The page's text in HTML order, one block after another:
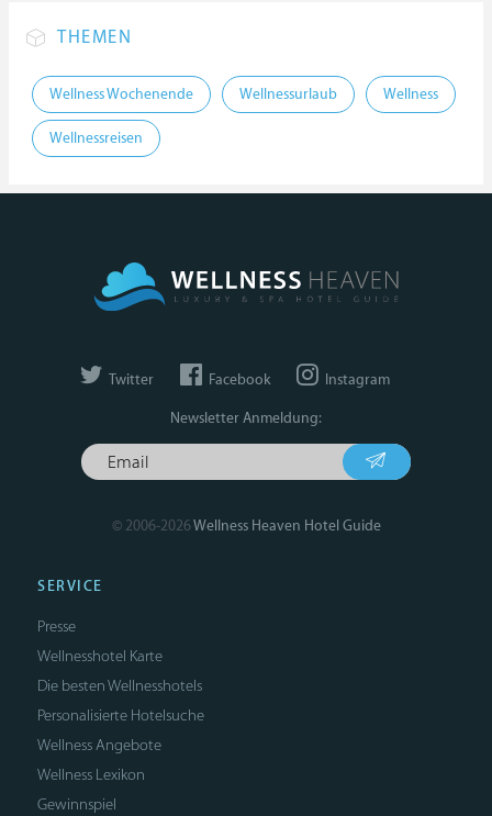
THEMEN
Wellness Wochenende Wellnessurlaub Wellness
Wellnessreisen
Twitter Facebook Instagram
Newsletter Anmeldung:
© 2006-2026Wellness Heaven Hotel Guide
SERVICE
Presse
Wellnesshotel Karte
Die besten Wellnesshotels
Personalisierte Hotelsuche
Wellness Angebote
Wellness Lexikon
Gewinnspiel